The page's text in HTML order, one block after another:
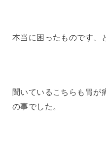
本当に困ったものです、
聞いているこちらも胃が
の事でした。